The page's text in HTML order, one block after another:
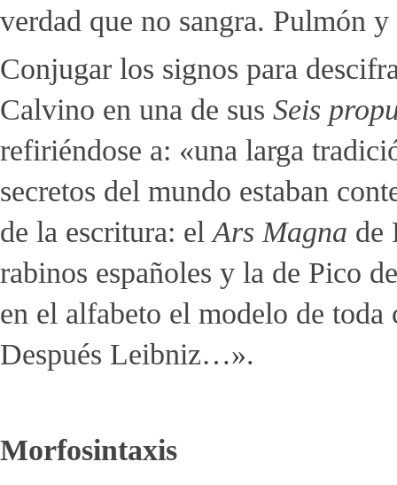
verdad que no sangra. Pulmón
Conjugar los signos para
Calvino en una de sus Seis
refiriéndose a: «una larga
secretos del mundo estaban
de la escritura: elArs Magna de
rabinos españoles y la de Pico
en el alfabeto el modelo de
Después Leibniz…».
Morfosintaxis